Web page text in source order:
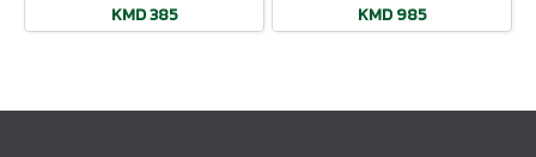
KMD 385 KMD 985